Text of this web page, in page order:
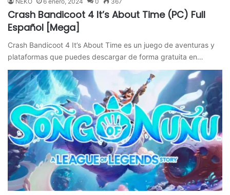
Crash Bandicoot 4 It’s About Time (PC) Full
Español [Mega]
Crash Bandicoot 4 It’s About Time es un juego de aventuras y
plataformas que puedes descargar de forma gratuita en…